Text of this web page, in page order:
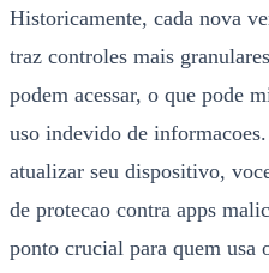
Historicamente, cada nova
traz controles mais
podem acessar, o que pode
uso indevido de
atualizar seu dispositivo,
de protecao contra apps
ponto crucial para quem usa